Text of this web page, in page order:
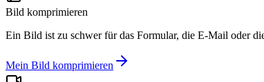
Bild komprimieren
Ein Bild ist zu schwer für das Formular, die E-Mail oder
Mein Bild komprimieren